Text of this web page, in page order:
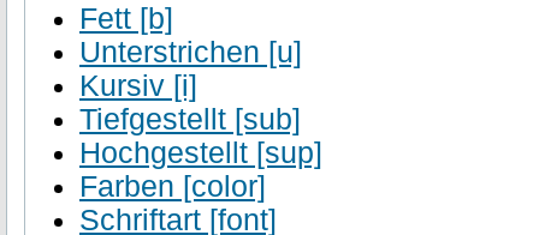
Fett [b]
Unterstrichen [u]
Kursiv [i]
Tiefgestellt [sub]
Hochgestellt [sup]
Farben [color]
Schriftart [font]